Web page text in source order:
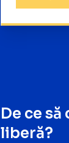
De ce
liberă?